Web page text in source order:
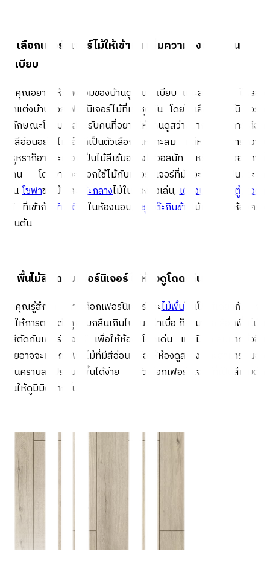
1. เลือกเฟอร์นิเจอร์ไม้ให้เข้ากัน เพิ่มความลงตัว ดูเป็น
ระเบียบ
ถ้าคุณอยากให้ภาพรวมของบ้านดูเป็นระเบียบ และสะอาดตา ให้ลอง
ตกแต่งบ้านด้วยเฟอร์นิเจอร์ไม้ที่เข้าชุดกัน โดยให้เลือกเฟอร์นิเจอร์ที่
มีลักษณะโค้งมน สำหรับคนที่อยากให้บ้านดูสว่างมากยิ่งขึ้น การเลือก
ไม้สีอ่อนอย่างไม้โอ๊คก็เป็นตัวเลือกที่เหมาะสม แต่หากต้องการความ
หรูหราก็อาจจะเลือกเป็นไม้สีเข้มอย่างไม้วอลนัท หรือไม้มะฮอกกานี้
แทน โดยอาจจะเลือกใช้ไม้กับเฟอร์นิเจอร์ที่มักจะใช้งานเป็นประจำ
เช่นโซฟาขาไม้ และ โต๊ะกลางไม้ในห้องนั่งเล่น,เตียงนอน
ตู้เสื้อผ้า
ไม้ ที่เข้ากับ
ผ้าปูเตียงในห้องนอน, ชุดโต๊ะกินข้าว
ไม้เข้าชุดในห้องครัว
เป็นต้น
2. พื้นไม้สีตัดกับเฟอร์นิเจอร์ ให้ห้องดูโดดเด่น
ถ้าคุณรู้สึกว่า การเลือกเฟอร์นิเจอร์และไม้พื้นให้เป็นสีเดียวกัน จะ
ทำให้การตกแต่งดูกลมกลืนเกินไปจนดูน่าเบื่อ ก็สามารถเลือกพื้นไม้ที่
มีสีตัดกับเฟอร์นิเจอร์ เพื่อให้ห้องดูโดดเด่น และมีลูกเล่นมากยิ่งขึ้น
โดยอาจจะเลือกใช้พื้นไม้ที่มีสีอ่อน เพื่อให้ห้องดูสว่าง และสามารถมอง
เห็นคราบสกปรกบนพื้นได้ง่าย แล้วเลือกเฟอร์นิเจอร์ที่เป็นสีเข้มตัด
กันให้ดูมีมิติมากขึ้น